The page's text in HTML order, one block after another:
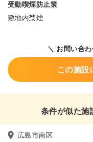
受動喫煙防止策
敷地内禁煙
＼ お問い合
この施設
条件が似た施
広島市南区